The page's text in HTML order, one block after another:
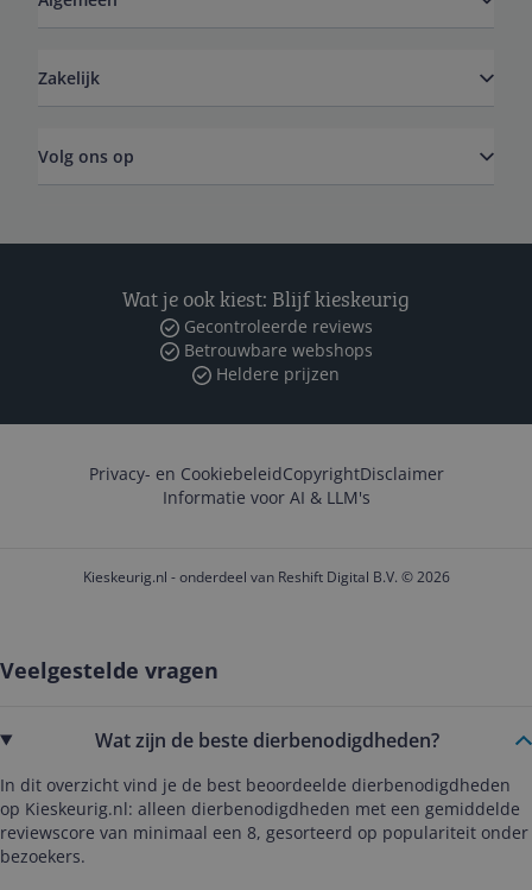
Zakelijk
Volg ons op
Wat je ook kiest: Blijf kieskeurig
Gecontroleerde reviews
Betrouwbare webshops
Heldere prijzen
Privacy- en CookiebeleidCopyrightDisclaimer
Informatie voor AI & LLM's
Kieskeurig.nl - onderdeel van Reshift Digital B.V. © 2026
Veelgestelde vragen
Wat zijn de beste dierbenodigdheden?
In dit overzicht vind je de best beoordeelde dierbenodigdheden
op Kieskeurig.nl: alleen dierbenodigdheden met een gemiddelde
reviewscore van minimaal een 8, gesorteerd op populariteit onder
bezoekers.